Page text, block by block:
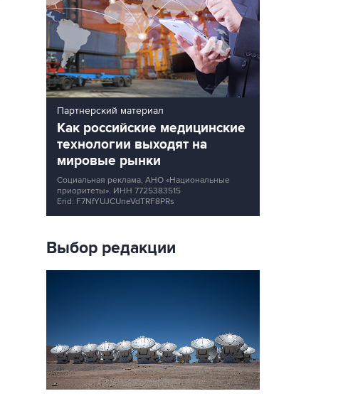
Партнерский материал
Как российские медицинские
технологии выходят на
мировые рынки
Социальная реклама, АНО «Национальные
приоритеты». ИНН 7725383515
Erid: F7NfYUJCUneVdTRF8PRs
Выбор редакции